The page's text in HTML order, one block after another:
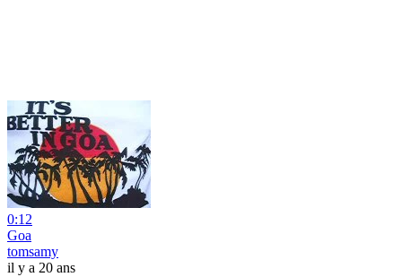
0:12
Goa
tomsamy
il y a 20 ans